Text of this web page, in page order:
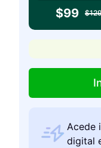
$99 $
Acede
digital